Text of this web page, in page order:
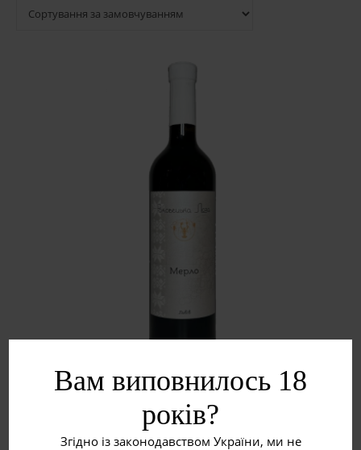
Вам виповнилось 18
років?
Згідно із законодавством України, ми не
Мерло
600₴